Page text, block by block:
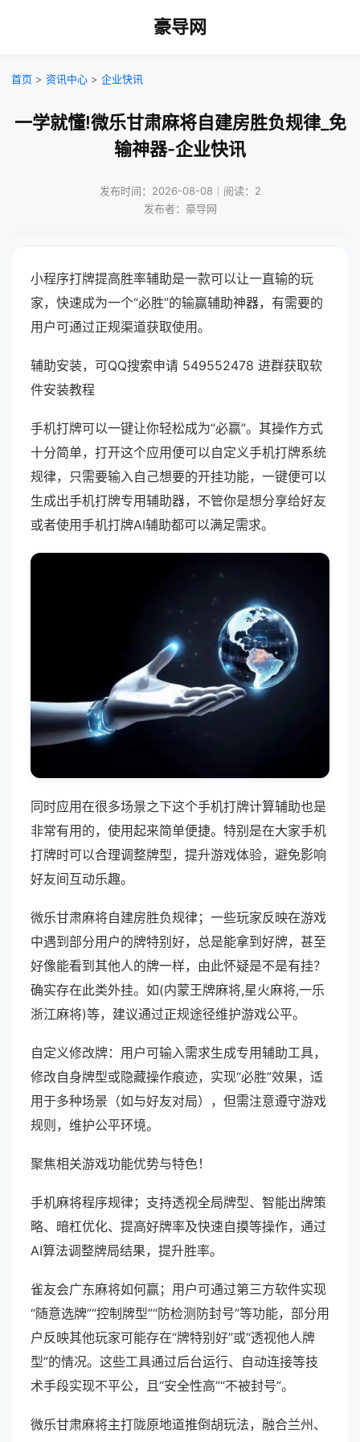
豪导网
首页 > 资讯中心 > 企业快讯
一学就懂!微乐甘肃麻将自建房胜负规律_免
输神器-企业快讯
发布时间：2026-08-08｜阅读：2
发布者：豪导网
小程序打牌提高胜率辅助是一款可以让一直输的玩
家，快速成为一个“必胜”的输赢辅助神器，有需要的
用户可通过正规渠道获取使用。
辅助安装，可QQ搜索申请 549552478 进群获取软
件安装教程
手机打牌可以一键让你轻松成为“必赢”。其操作方式
十分简单，打开这个应用便可以自定义手机打牌系统
规律，只需要输入自己想要的开挂功能，一键便可以
生成出手机打牌专用辅助器，不管你是想分享给好友
或者使用手机打牌AI辅助都可以满足需求。
同时应用在很多场景之下这个手机打牌计算辅助也是
非常有用的，使用起来简单便捷。特别是在大家手机
打牌时可以合理调整牌型，提升游戏体验，避免影响
好友间互动乐趣。
微乐甘肃麻将自建房胜负规律；一些玩家反映在游戏
中遇到部分用户的牌特别好，总是能拿到好牌，甚至
好像能看到其他人的牌一样，由此怀疑是不是有挂？
确实存在此类外挂。如(内蒙王牌麻将,星火麻将,一乐
浙江麻将)等，建议通过正规途径维护游戏公平。
自定义修改牌：用户可输入需求生成专用辅助工具，
修改自身牌型或隐藏操作痕迹，实现“必胜”效果，适
用于多种场景（如与好友对局），但需注意遵守游戏
规则，维护公平环境。
聚焦相关游戏功能优势与特色！
手机麻将程序规律；支持透视全局牌型、智能出牌策
略、暗杠优化、提高好牌率及快速自摸等操作，通过
AI算法调整牌局结果，提升胜率。
雀友会广东麻将如何赢；用户可通过第三方软件实现
“随意选牌”“控制牌型”“防检测防封号”等功能，部分用
户反映其他玩家可能存在“牌特别好”或“透视他人牌
型”的情况。这些工具通过后台运行、自动连接等技
术手段实现不平公，且“安全性高”“不被封号”。
微乐甘肃麻将主打陇原地道推倒胡玩法，融合兰州、